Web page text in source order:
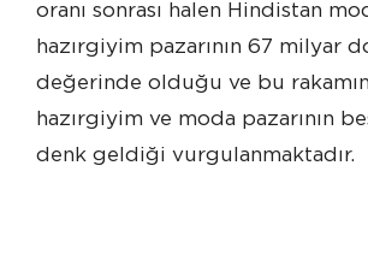
oranı sonrası halen Hindistan
hazırgiyim pazarının 67 milyar
değerinde olduğu ve bu
hazırgiyim ve moda pazarının
denk geldiği vurgulanmaktadır.